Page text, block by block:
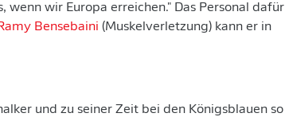
wir Europa erreichen." Das Personal dafür
Bensebaini (Muskelverletzung) kann er in
und zu seiner Zeit bei den Königsblauen so